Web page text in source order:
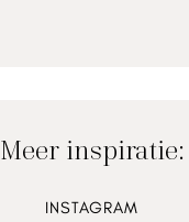
Meer inspiratie:
INSTAGRAM